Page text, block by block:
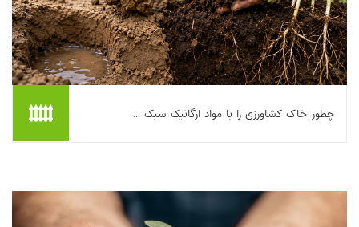
اگر خاک مزرعه‌تان بعد از هر آبیاری سفت می‌شود، آب روی سطح
بیشتر بخوانیم ...
چطور خاک کشاورزی را با مواد ارگانیک سبک ...